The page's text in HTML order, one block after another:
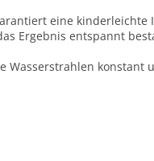
eine kinderleichte
Ergebnis entspannt
Wasserstrahlen konstant